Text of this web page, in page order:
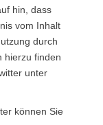
hin, dass
vom Inhalt
durch
hierzu finden
unter
können Sie